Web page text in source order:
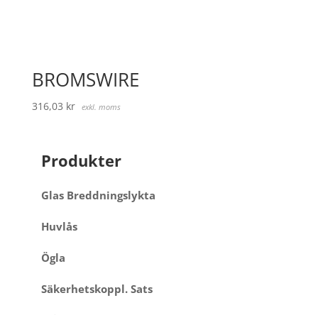
BROMSWIRE
316,03 kr exkl. moms
Produkter
Glas Breddningslykta
Huvlås
Ögla
Säkerhetskoppl. Sats